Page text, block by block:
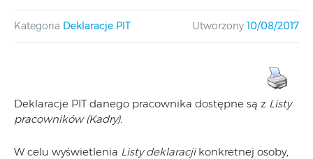
Kategoria Deklaracje PIT Utworzony 10/08/2017
Deklaracje PIT danego pracownika dostępne są z Listy
pracowników (Kadry).
W celu wyświetlenia Listy deklaracjikonkretnej osoby,